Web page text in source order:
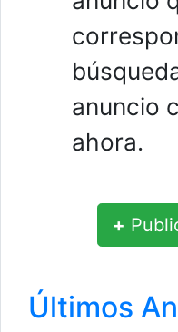
anuncio
ahora.
+
Últimos